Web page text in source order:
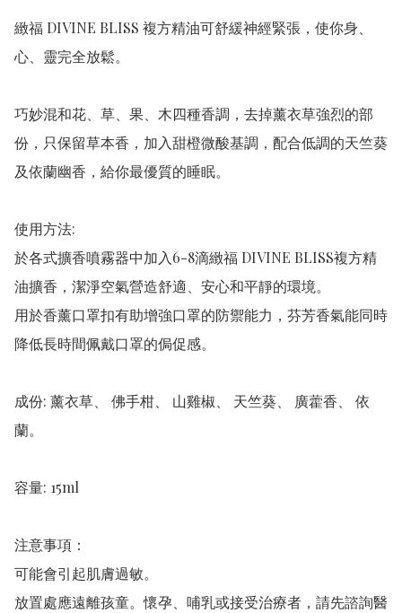
緻福 DIVINE BLISS 複方精油可舒緩神經緊張，使你身、
心、靈完全放鬆。
巧妙混和花、草、果、木四種香調，去掉薰衣草強烈的部
份，只保留草本香，加入甜橙微酸基調，配合低調的天竺葵
及依蘭幽香，給你最優質的睡眠。
使用方法:
於各式擴香噴霧器中加入6-8滴緻福 DIVINE BLISS複方精
油擴香，潔淨空氣營造舒適、安心和平靜的環境。
用於香薰口罩扣有助增強口罩的防禦能力，芬芳香氣能同時
降低長時間佩戴口罩的侷促感。
成份: 薰衣草、 佛手柑、 山雞椒、 天竺葵、 廣藿香、 依
蘭。
容量: 15ml
注意事項：
可能會引起肌膚過敏。
放置處應遠離孩童。懷孕、哺乳或接受治療者，請先諮詢醫